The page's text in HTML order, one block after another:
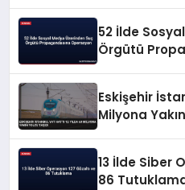
52 İlde
Örgütü
Eskişehir
Milyona
13 İlde Siber
86